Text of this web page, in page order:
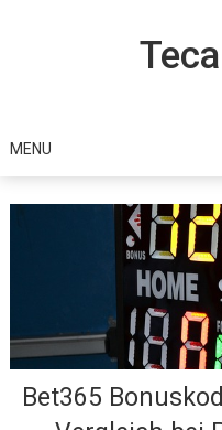
MENU
Bet365